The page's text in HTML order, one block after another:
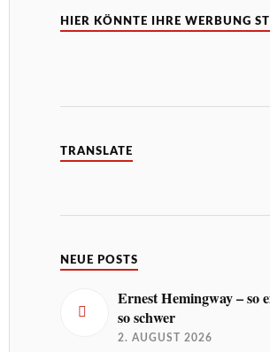
HIER KÖNNTE IHRE WERBUNG
TRANSLATE
NEUE POSTS
Ernest Hemingway – so
so schwer
2. AUGUST 2026